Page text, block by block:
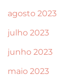
agosto 2023
julho 2023
junho 2023
maio 2023